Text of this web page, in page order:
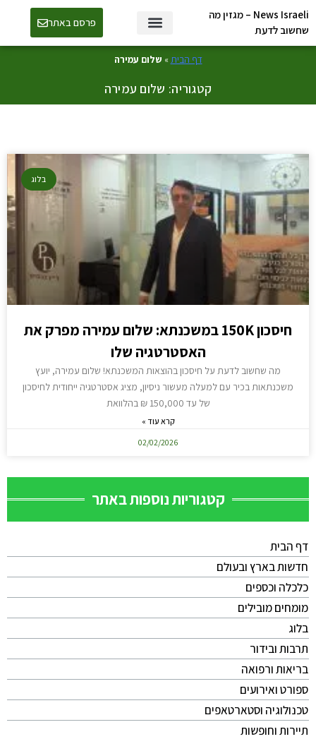
News Israeli – מגזין מה
שחשוב לדעת
פרסם באתר
דף הבית» שלום עמירה
קטגוריה: שלום עמירה
בלוג
חיסכון 150K במשכנתא: שלום עמירה מפרק את
האסטרטגיה שלו
מה שחשוב לדעת על חיסכון בהוצאות המשכנתא! שלום עמירה, יועץ
משכנתאות בכיר עם למעלה מעשור ניסיון, מציג אסטרטגיה ייחודית לחיסכון
של עד 150,000 ₪ בהלוואת
קרא עוד »
02/02/2026
קטגוריות נוספות באתר
דף הבית
חדשות בארץ ובעולם
כלכלה וכספים
מומחים מובילים
בלוג
תרבות ובידור
בריאות ורפואה
ספורט ואירועים
טכנולוגיה וסטארטאפים
תיירות וחופשות